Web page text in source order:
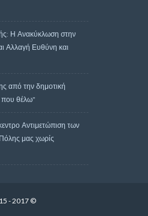
Η Ανακύκλωση στην
Αλλαγή Ευθύνη και
από την δημοτική
θέλω”
Αντιμετώπιση των
μας χωρίς
- 2017 ©